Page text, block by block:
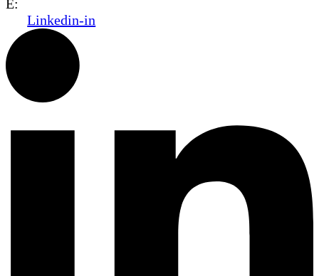
E:
Linkedin-in